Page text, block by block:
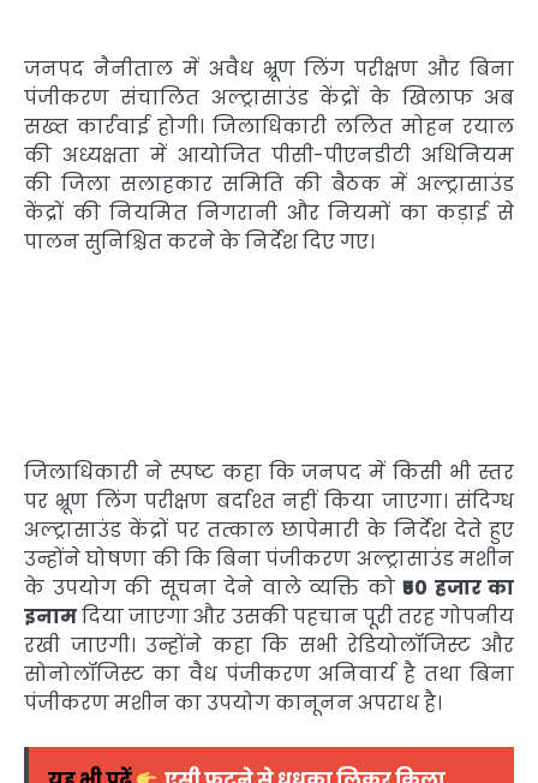
जनपद नैनीताल में अवैध भ्रूण लिंग परीक्षण और बिना
पंजीकरण संचालित अल्ट्रासाउंड केंद्रों के खिलाफ अब
सख्त कार्रवाई होगी। जिलाधिकारी ललित मोहन रयाल
की अध्यक्षता में आयोजित पीसी-पीएनडीटी अधिनियम
की जिला सलाहकार समिति की बैठक में अल्ट्रासाउंड
केंद्रों की नियमित निगरानी और नियमों का कड़ाई से
पालन सुनिश्चित करने के निर्देश दिए गए।
जिलाधिकारी ने स्पष्ट कहा कि जनपद में किसी भी स्तर
पर भ्रूण लिंग परीक्षण बर्दाश्त नहीं किया जाएगा। संदिग्ध
अल्ट्रासाउंड केंद्रों पर तत्काल छापेमारी के निर्देश देते हुए
उन्होंने घोषणा की कि बिना पंजीकरण अल्ट्रासाउंड मशीन
के उपयोग की सूचना देने वाले व्यक्ति को ₹50 हजार का
इनामदिया जाएगा और उसकी पहचान पूरी तरह गोपनीय
रखी जाएगी। उन्होंने कहा कि सभी रेडियोलॉजिस्ट और
सोनोलॉजिस्ट का वैध पंजीकरण अनिवार्य है तथा बिना
पंजीकरण मशीन का उपयोग कानूनन अपराध है।